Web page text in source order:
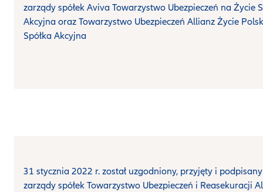
zarządy spółek Aviva Towarzystwo Ubezpieczeń na Życie
Akcyjna oraz Towarzystwo Ubezpieczeń Allianz Życie
Spółka Akcyjna
31 stycznia 2022 r. został uzgodniony, przyjęty i
zarządy spółek Towarzystwo Ubezpieczeń i Reasekuracji